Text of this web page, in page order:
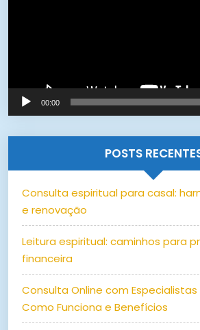
00:00
POSTS
Consulta espiritual para casal:
e renovação
Leitura espiritual: caminhos para
financeira
Consulta Online com Especialistas
Como Funciona e Benefícios